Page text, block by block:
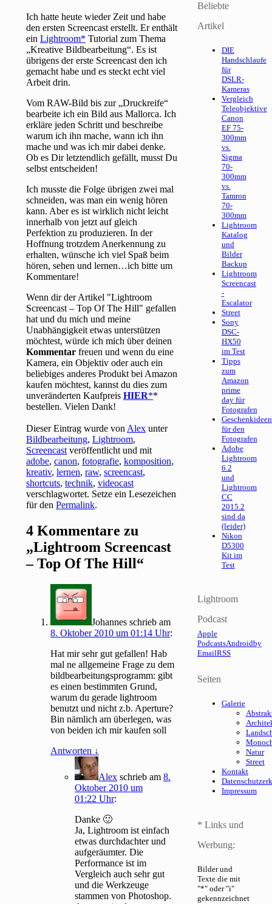
Ich hatte heute wieder Zeit und habe
den ersten Screencast erstellt. Er enthält
einLightroom
Tutorial zum Thema
„Kreative Bildbearbeitung“. Es ist
übrigens der erste Screencast den ich
gemacht habe und es steckt echt viel
Arbeit drin.
Vom RAW-Bild bis zur „Druckreife“
bearbeite ich ein Bild aus Mallorca. Ich
erkläre jeden Schritt und beschreibe
warum ich ihn mache, wann ich ihn
mache und was ich mir dabei denke.
Ob es Dir letztendlich gefällt, musst Du
selbst entscheiden!
Ich musste die Folge übrigen zwei mal
schneiden, was man ein wenig hören
kann. Aber es ist wirklich nicht leicht
innerhalb von jetzt auf gleich
Perfektion zu produzieren. In der
Hoffnung trotzdem Anerkennung zu
erhalten, wünsche ich viel Spaß beim
hören, sehen und lernen…ich bitte um
Kommentare!
Wenn dir der Artikel "Lightroom
Screencast – Top Of The Hill" gefallen
hat und du mich und meine
Unabhängigkeit etwas unterstützen
möchtest, würde ich mich über deinen
Kommentar freuen und wenn du eine
Kamera, ein Objektiv oder auch ein
beliebiges anderes Produkt bei Amazon
kaufen möchtest, kannst du dies zum
unveränderten KaufpreisHIER *
bestellen. Vielen Dank!
Dieser Eintrag wurde von Alex unter
Bildbearbeitung,Lightroom,
Screencast veröffentlicht und mit
adobe,canon,fotografie,komposition,
kreativ,lernen,raw,screencast,
shortcuts,technik,videocast
verschlagwortet. Setze ein Lesezeichen
für denPermalink.
4 Kommentare zu
„Lightroom Screencast
– Top Of The Hill “
Johannes schrieb am
8. Oktober 2010 um 01:14 Uhr:
Hat mir sehr gut gefallen! Hab
mal ne allgemeine Frage zu dem
bildbearbeitungsprogramm: gibt
es einen bestimmten Grund,
warum du gerade lightroom
benutzt und nicht z.b. Aperture?
Bin nämlich am überlegen, was
von beiden ich mir kaufen soll
Antworten ↓
Alex schrieb am8.
Oktober 2010 um
01:22 Uhr:
Danke 🙂
Ja, Lightroom ist einfach
etwas durchdachter und
aufgeräumter. Die
Performance ist im
Vergleich auch sehr gut
und die Werkzeuge
stammen von Photoshop.
Beliebte
Artikel
DIE
Handschlaufe
für
DSLR-
Kameras
Vergleich
Teleobjektive
Canon
EF 75-
300mm
vs.
Sigma
70-
300mm
vs.
Tamron
70-
300mm
Lightroom
Katalog
und
Bilder
Backup
Lightroom
Screencast
-
Escalator
Street
Sony
DSC-
HX50
im Test
Tipps
zum
Amazon
prime
day für
Fotografen
Geschenkideen
für den
Fotografen
Adobe
Lightroom
6.2
und
Lightroom
CC
2015.2
sind da
(leider)
Nikon
D5300
Kit im
Test
Lightroom
Podcast
Apple
PodcastsAndroidby
EmailRSS
Seiten
Galerie
Natur
Street
Kontakt
Impressum
* Links und
Werbung:
Bilder und
Texte die mit
"*" oder "i"
gekennzeichnet